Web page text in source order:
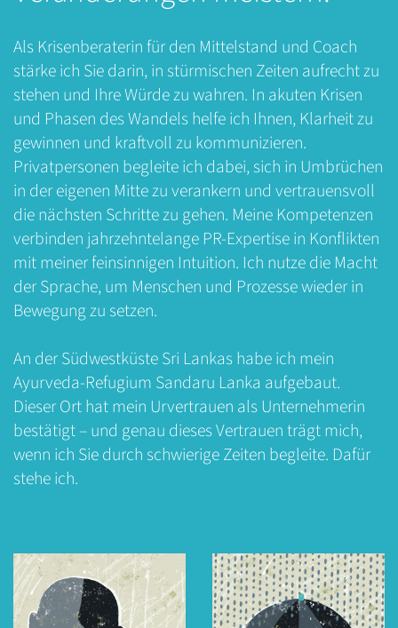
Als Krisenberaterin für den Mittelstand und Coach
stärke ich Sie darin, in stürmischen Zeiten aufrecht zu
stehen und Ihre Würde zu wahren. In akuten Krisen
und Phasen des Wandels helfe ich Ihnen, Klarheit zu
gewinnen und kraftvoll zu kommunizieren.
Privatpersonen begleite ich dabei, sich in Umbrüchen
in der eigenen Mitte zu verankern und vertrauensvoll
die nächsten Schritte zu gehen. Meine Kompetenzen
verbinden jahrzehntelange PR-Expertise in Konflikten
mit meiner feinsinnigen Intuition. Ich nutze die Macht
der Sprache, um Menschen und Prozesse wieder in
Bewegung zu setzen.
An der Südwestküste Sri Lankas habe ich mein
Ayurveda-Refugium Sandaru Lanka aufgebaut.
Dieser Ort hat mein Urvertrauen als Unternehmerin
bestätigt – und genau dieses Vertrauen trägt mich,
wenn ich Sie durch schwierige Zeiten begleite. Dafür
stehe ich.